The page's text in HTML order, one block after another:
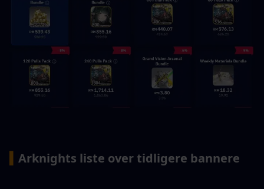
Arknights liste over tidligere bannere